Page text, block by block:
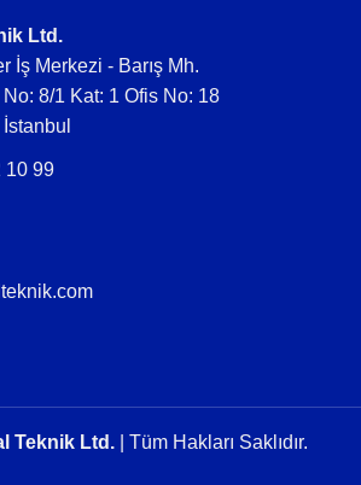
Ltd.
İş Merkezi - Barış Mh.
8/1 Kat: 1 Ofis No: 18
10 99
Teknik Ltd. | Tüm Hakları Saklıdır.